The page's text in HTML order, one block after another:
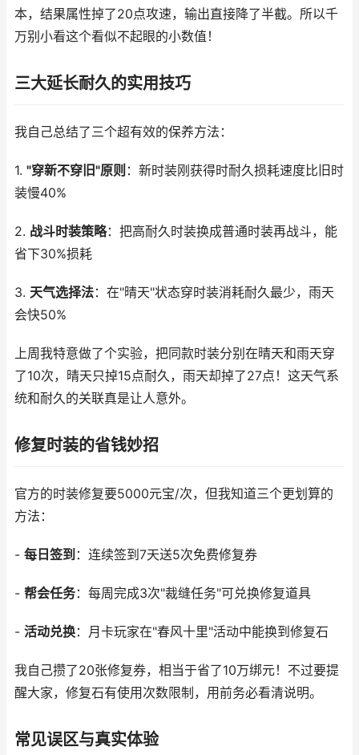
本，结果属性掉了20点攻速，输出直接降了半截。所以千
万别小看这个看似不起眼的小数值！
三大延长耐久的实用技巧
我自己总结了三个超有效的保养方法：
1. "穿新不穿旧"原则 ：新时装刚获得时耐久损耗速度比旧时
装慢40%
2. 战斗时装策略：把高耐久时装换成普通时装再战斗，能
省下30%损耗
3. 天气选择法：在"晴天"状态穿时装消耗耐久最少，雨天
会快50%
上周我特意做了个实验，把同款时装分别在晴天和雨天穿
了10次，晴天只掉15点耐久，雨天却掉了27点！这天气系
统和耐久的关联真是让人意外。
修复时装的省钱妙招
官方的时装修复要5000元宝/次，但我知道三个更划算的
方法：
- 每日签到 ：连续签到7天送5次免费修复券
- 帮会任务：每周完成3次"裁缝任务"可兑换修复道具
- 活动兑换：月卡玩家在"春风十里"活动中能换到修复石
我自己攒了20张修复券，相当于省了10万绑元！不过要提
醒大家，修复石有使用次数限制，用前务必看清说明。
常见误区与真实体验